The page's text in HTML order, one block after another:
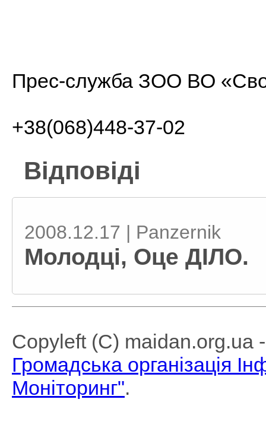
Прес-служба ЗОО ВО
+38(068)448-37-02
Відповіді
2008.12.17 | Panzernik
Молодці, Оце ДІЛО.
Copyleft (C) maidan.org.ua
Громадська організація
Моніторинг".